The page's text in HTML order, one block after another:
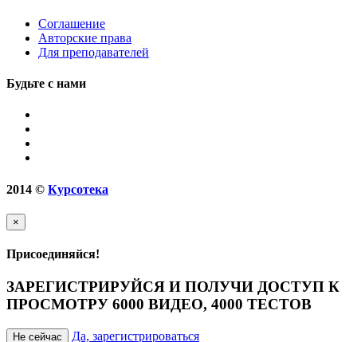
Соглашение
Авторские права
Для преподавателей
Будьте с нами
2014 © Курсотека
×
Присоединяйся!
ЗАРЕГИСТРИРУЙСЯ И ПОЛУЧИ ДОСТУП К
ПРОСМОТРУ 6000 ВИДЕО, 4000 ТЕСТОВ
Не сейчас Да, зарегистрироваться